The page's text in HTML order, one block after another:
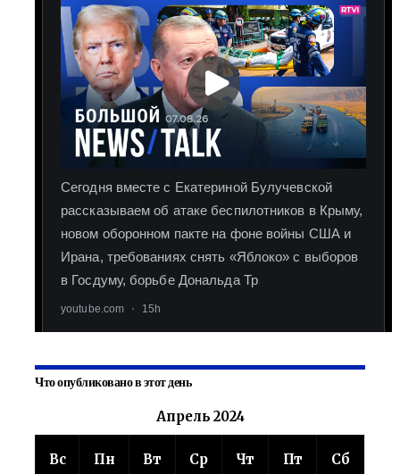
Что опубликовано в этот день
Апрель 2024
Вс Пн Вт Ср Чт Пт Сб